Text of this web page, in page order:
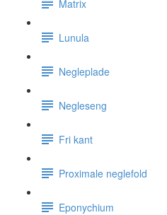
Matrix
Lunula
Negleplade
Negleseng
Fri kant
Proximale neglefold
Eponychium